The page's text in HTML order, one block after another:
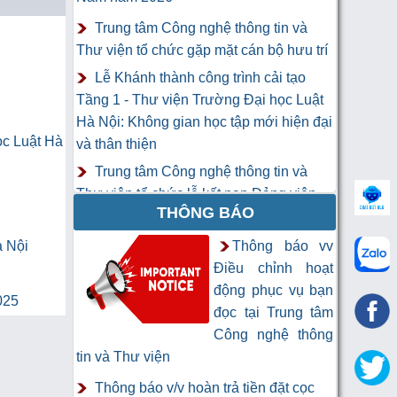
Luật Hà
Nội
Trung tâm Công nghệ thông tin và
Thư viện tổ chức gặp mặt cán bộ hưu trí
Lễ Khánh thành công trình cải tạo
Tầng 1 - Thư viện Trường Đại học Luật
Hà Nội: Không gian học tập mới hiện đại
và thân thiện
Trung tâm Công nghệ thông tin và
Thư viện tổ chức lễ kết nạp Đảng viên
Khai mạc Khóa học “Trí tuệ nhân tạo
cho chuyên gia thông tin và thư viện”
THÔNG BÁO
Thông báo vv
Điều chỉnh hoạt
động phục vụ bạn
đọc tại Trung tâm
Công nghệ thông
tin và Thư viện
Thông báo v/v hoàn trả tiền đặt cọc